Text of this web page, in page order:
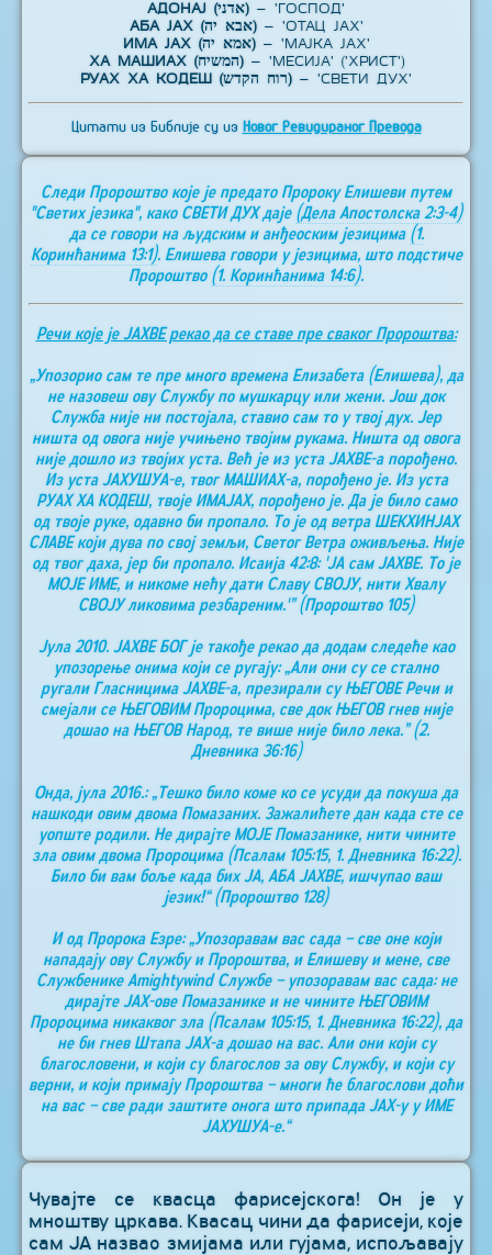
АДОНАЈ (אדני)– 'ГОСПОД'
АБА ЈАХ (אבא יה)– 'ОТАЦ ЈАХ'
ИМА ЈАХ (אמא יה)– 'МАЈКА ЈАХ'
ХА МАШИАХ (המשיח)– 'МЕСИЈА' ('ХРИСТ')
РУАХ ХА КОДЕШ (רוח הקדש)– 'СВЕТИ ДУХ'
Цитати из Библије су из Новог Ревидираног Превода
Следи Пророштво које је предато Пророку Елишеви путем
"Светих језика", како СВЕТИ ДУХ даје (Дела Апостолска 2:3-4)
да се говори на људским и анђеоским језицима (1.
Коринћанима 13:1). Елишева говори у језицима, што подстиче
Пророштво (1. Коринћанима 14:6).
Речи које је ЈАХВЕ рекао да се ставе пре сваког Пророштва:
„Упозорио сам те пре много времена Елизабета (Елишева), да
не назовеш ову Службу по мушкарцу или жени. Још док
Служба није ни постојала, ставио сам то у твој дух. Јер
ништа од овога није учињено твојим рукама. Ништа од овога
није дошло из твојих уста. Већ је из уста ЈАХВЕ-а порођено.
Из уста ЈАХУШУА-е, твог МАШИАХ-а, порођено је. Из уста
РУАХ ХА КОДЕШ, твоје ИМАЈАХ, порођено је. Да је било само
од твоје руке, одавно би пропало. То је од ветра ШЕКХИНЈАХ
СЛАВЕ који дува по свој земљи, Светог Ветра оживљења. Није
од твог даха, јер би пропало. Исаија 42:8: 'ЈА сам ЈАХВЕ. То је
МОЈЕ ИМЕ, и никоме нећу дати Славу СВОЈУ, нити Хвалу
СВОЈУ ликовима резбареним.'” (Пророштво 105)
Јула 2010. ЈАХВЕ БОГ је такође рекао да додам следеће као
упозорење онима који се ругају: „Али они су се стално
ругали Гласницима ЈАХВЕ-а, презирали су ЊЕГОВЕ Речи и
смејали се ЊЕГОВИМ Пророцима, све док ЊЕГОВ гнев није
дошао на ЊЕГОВ Народ, те више није било лека.” (2.
Дневника 36:16)
Онда, јула 2016.: „Тешко било коме ко се усуди да покуша да
нашкоди овим двома Помазаних. Зажалићете дан када сте се
уопште родили. Не дирајте МОЈЕ Помазанике, нити чините
зла овим двома Пророцима (Псалам 105:15, 1. Дневника 16:22).
Било би вам боље када бих ЈА, АБА ЈАХВЕ, ишчупао ваш
језик!“ (Пророштво 128)
И од Пророка Езре: „Упозоравам вас сада – све оне који
нападају ову Службу и Пророштва, и Елишеву и мене, све
Службенике Аmightywind Службе – упозоравам вас сада: не
дирајте ЈАХ-ове Помазанике и не чините ЊЕГОВИМ
Пророцима никаквог зла (Псалам 105:15, 1. Дневника 16:22), да
не би гнев Штапа ЈАХ-а дошао на вас. Али они који су
благословени, и који су благослов за ову Службу, и који су
верни, и који примају Пророштва – многи ће благослови доћи
на вас – све ради заштите онога што припада ЈАХ-у у ИМЕ
ЈАХУШУА-е.“
Чувајте се квасца фарисејскога! Он је у
мноштву цркава. Квасац чини да фарисеји, које
сам ЈА назвао змијама или гујама, испољавају